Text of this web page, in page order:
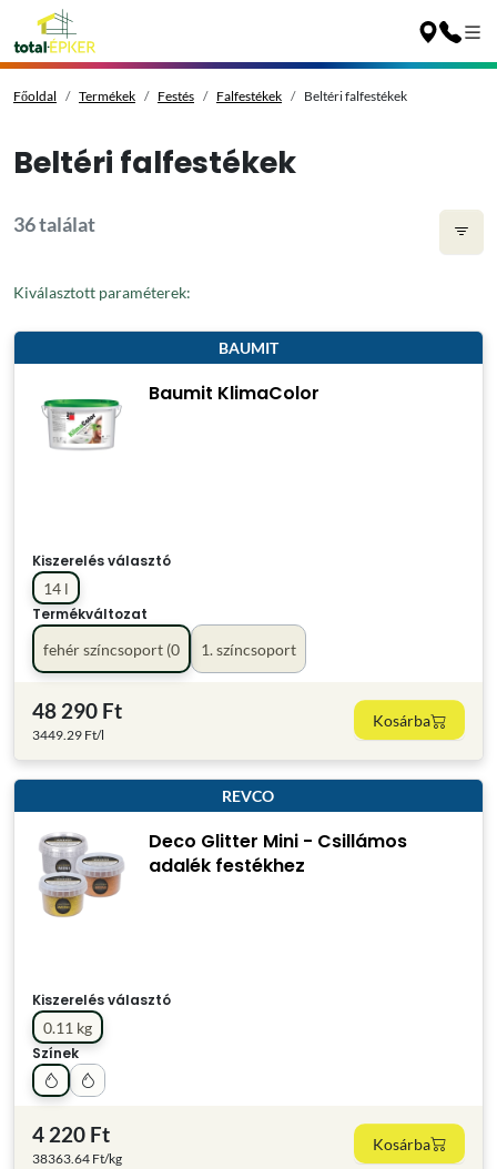
Főoldal Termékek Festés Falfestékek Beltéri falfestékek
Beltéri falfestékek
36 találat
Kiválasztott paraméterek:
BAUMIT
Baumit KlimaColor
Kiszerelés választó
14 l
Termékváltozat
1. színcsoport
fehér színcsoport (0
48 290 Ft
3449.29 Ft/l
Kosárba
REVCO
Deco Glitter Mini - Csillámos
adalék festékhez
Kiszerelés választó
0.11 kg
Színek
4 220 Ft
38363.64 Ft/kg
Kosárba